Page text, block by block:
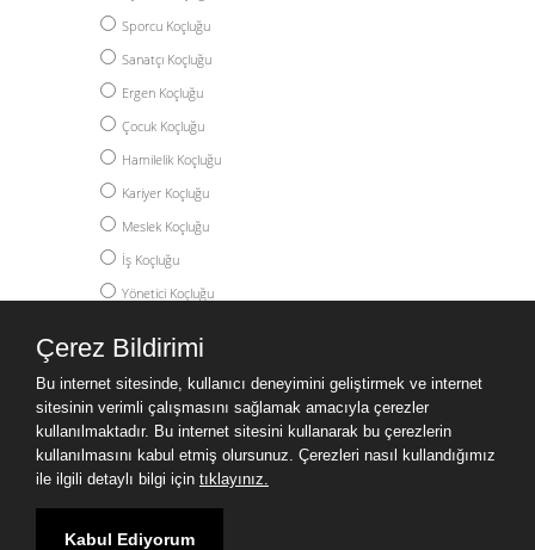
Sporcu Koçluğu
Sanatçı Koçluğu
Ergen Koçluğu
Çocuk Koçluğu
Hamilelik Koçluğu
Kariyer Koçluğu
Meslek Koçluğu
İş Koçluğu
Yönetici Koçluğu
Yüksek Lisans Koçluğu
Doktora Koçluğu
Post Doc Koçluğu
Yurtdışı Eğitim Koçluğu
Kişisel Gelişim Koçluğu
Çerez Bildirimi
Bu internet sitesinde, kullanıcı deneyimini geliştirmek ve internet
sitesinin verimli çalışmasını sağlamak amacıyla çerezler
kullanılmaktadır. Bu internet sitesini kullanarak bu çerezlerin
kullanılmasını kabul etmiş olursunuz. Çerezleri nasıl kullandığımız
ile ilgili detaylı bilgi için tıklayınız.
Kabul Ediyorum